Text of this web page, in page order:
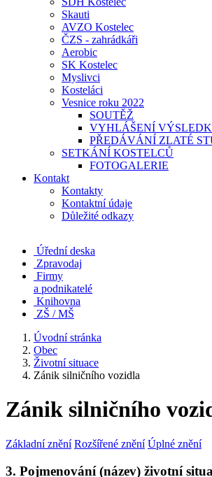
Skauti
AVZO Kostelec
ČZS - zahrádkáři
Aerobic
SK Kostelec
Myslivci
Kosteláci
Vesnice roku 2022
SOUTĚŽ
VYHLÁŠENÍ
PŘEDÁVÁNÍ ZLATÉ
SETKÁNÍ KOSTELCŮ
FOTOGALERIE
Kontakt
Kontakty
Kontaktní údaje
Důležité odkazy
Úřední deska
Zpravodaj
Firmy
a podnikatelé
Knihovna
ZŠ / MŠ
Úvodní stránka
Obec
Životní situace
Zánik silničního vozidla
Zánik silničního
Základní znění Rozšířené znění Úplné znění
3. Pojmenování (název) životní